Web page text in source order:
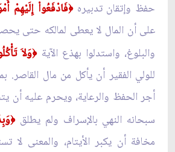
حفظ وإتقان تدبيره﴿فَادْفَعُواْ إِلَيْهِمْ
على أن المال لا يعطى لمالكه حتى
والبلوغ، واستدلوا بهذع الآية﴿وَلاَ
للولي الفقير أن يأكل من مال القاصر.
أجر الحفظ والرعاية، ويحرم عليه أن
سبحانه النهي بالإسراف ولم يطلق﴿
مخافة أن يكبر الأيتام، والمعنى لا